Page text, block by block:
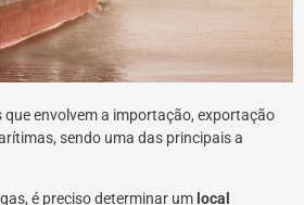
que envolvem a importação, exportação
sendo uma das principais a
é preciso determinar um local